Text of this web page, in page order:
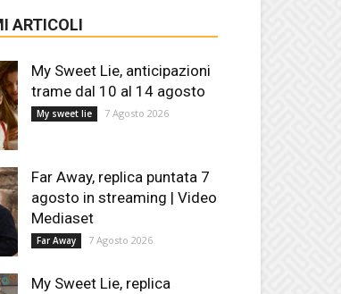
ARTICOLI
My Sweet Lie, anticipazioni
trame dal 10 al 14 agosto
My sweet lie 7 Agosto 2026
Far Away, replica puntata 7
agosto in streaming | Video
Mediaset
Far Away 7 Agosto 2026
My Sweet Lie, replica